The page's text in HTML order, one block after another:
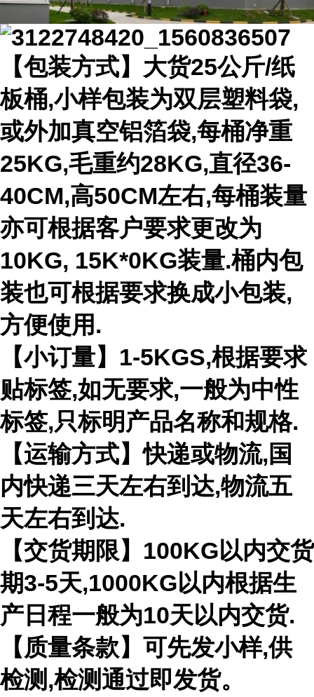
【包装方式】大货25公斤/纸
板桶,小样包装为双层塑料袋,
或外加真空铝箔袋,每桶净重
25KG,毛重约28KG,直径36-
40CM,高50CM左右,每桶装量
亦可根据客户要求更改为
10KG, 15K*0KG装量.桶内包
装也可根据要求换成小包装,
方便使用.
【小订量】1-5KGS,根据要求
贴标签,如无要求,一般为中性
标签,只标明产品名称和规格.
【运输方式】快递或物流,国
内快递三天左右到达,物流五
天左右到达.
【交货期限】100KG以内交货
期3-5天,1000KG以内根据生
产日程一般为10天以内交货.
【质量条款】可先发小样,供
检测,检测通过即发货。